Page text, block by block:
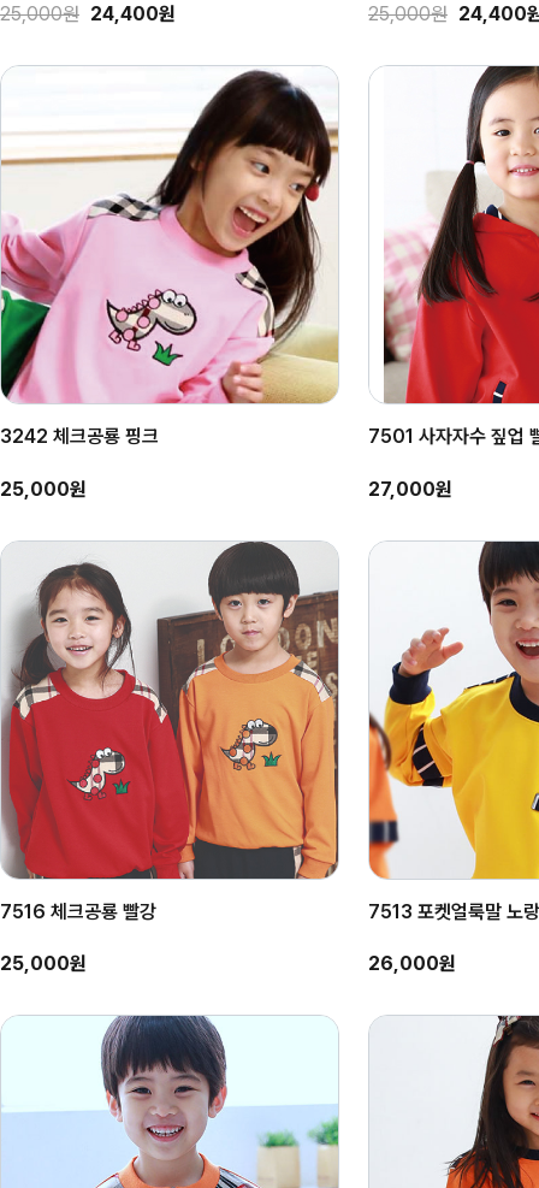
25,000원 24,400원 25,000원 24,400
3242 체크공룡 핑크
25,000원
7501 사자자수 짚업
27,000원
7516 체크공룡 빨강
25,000원
7513 포켓얼룩말 노랑
26,000원